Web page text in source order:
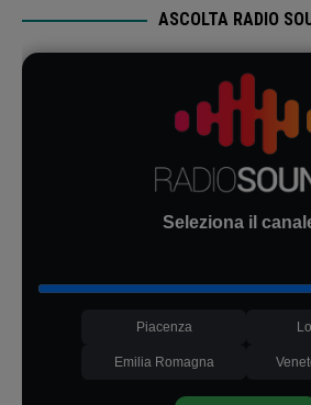
ASCOLTA RADIO
Seleziona il
Piacenza
Emilia Romagna